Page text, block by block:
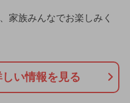
家族みんなでお楽しみく
い情報を見る